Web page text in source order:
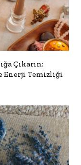
Çıkarın:
Enerji Temizliği